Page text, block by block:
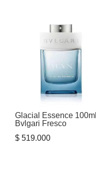
era:
$ 489.900.
Glacial Essence 100ml
Bvlgari Fresco
$ 519.000